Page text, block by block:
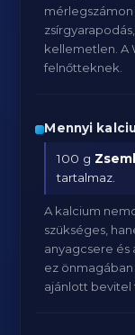
kellemetlen. A
felnőtteknek.
Mennyi
100 g
tartalmaz.
A kalcium
szükséges,
anyagcsere és
ez
ajánlott bevitel